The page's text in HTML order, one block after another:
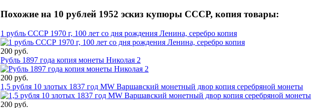
Похожие на 10 рублей 1952 эскиз купюры СССР, копия товары:
1 рубль СССР 1970 г, 100 лет со дня рождения Ленина, серебро копия
200 руб.
Рубль 1897 года копия монеты Николая 2
200 руб.
1,5 рубля 10 злотых 1837 год MW Варшавский монетный двор копия серебряной монеты
200 руб.